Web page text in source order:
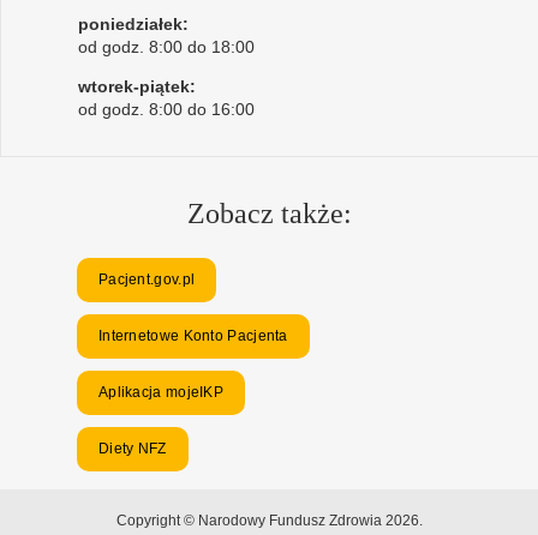
poniedziałek:
od godz. 8:00 do 18:00
wtorek-piątek:
od godz. 8:00 do 16:00
Zobacz także:
Pacjent.gov.pl
Internetowe Konto Pacjenta
Aplikacja mojeIKP
Diety NFZ
Copyright © Narodowy Fundusz Zdrowia 2026.